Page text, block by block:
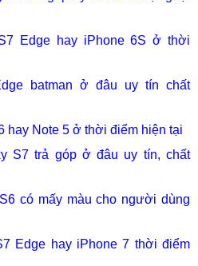
Edge hay iPhone 6S ở thời
batman ở đâu uy tín chất
hay Note 5 ở thời điểm hiện tại
S7 trả góp ở đâu uy tín, chất
có mấy màu cho người dùng
Edge hay iPhone 7 thời điểm